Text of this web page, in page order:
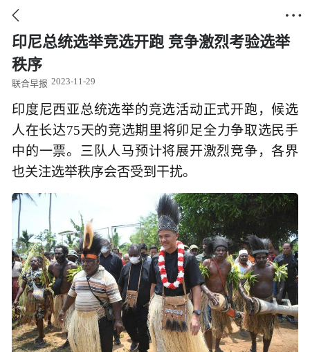
 
印尼总统选举竞选开跑 竞争激烈考验选举
秩序
联合早报 2023-11-29
印度尼西亚总统选举的竞选活动正式开跑，候选
人在长达75天的竞选期里将卯足全力争取选民手
中的一票。三队人马预计将展开激烈竞争，各界
也关注选举秩序会否受到干扰。